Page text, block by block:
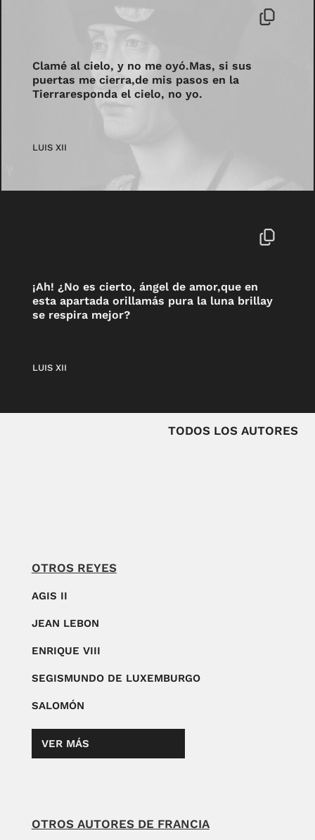
Clamé al cielo, y no me oyó.Mas, si sus
puertas me cierra,de mis pasos en la
Tierraresponda el cielo, no yo.
LUIS XII
¡Ah! ¿No es cierto, ángel de amor,que en
esta apartada orillamás pura la luna brillay
se respira mejor?
LUIS XII
TODOS LOS AUTORES
OTROS REYES
AGIS II
JEAN LEBON
ENRIQUE VIII
SEGISMUNDO DE LUXEMBURGO
SALOMÓN
VER MÁS
OTROS AUTORES DE FRANCIA